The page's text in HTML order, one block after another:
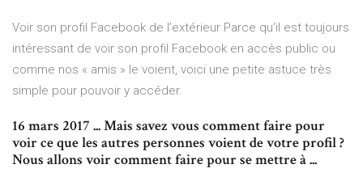
Voir son profil Facebook de l’extérieur Parce qu’il est toujours
intéressant de voir son profil Facebook en accès public ou
comme nos « amis » le voient, voici une petite astuce très
simple pour pouvoir y accéder.
16 mars 2017 ... Mais savez vous comment faire pour
voir ce que les autres personnes voient de votre profil ?
Nous allons voir comment faire pour se mettre à ...